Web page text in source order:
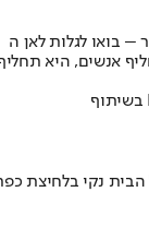
אנשים, היא
נקי בלחיצת